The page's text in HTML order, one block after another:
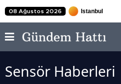
08 Ağustos 2026
Sensör Haberleri